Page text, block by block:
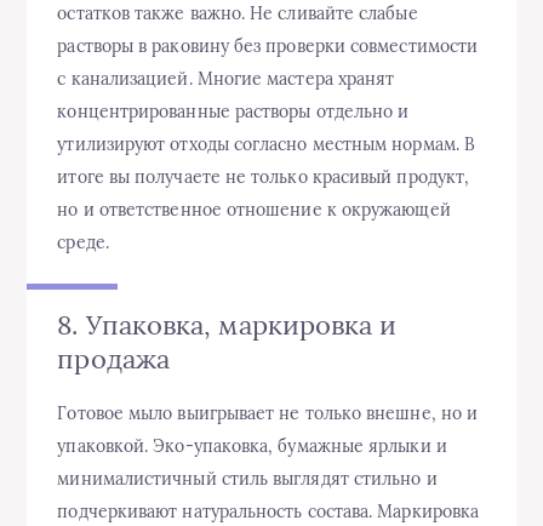
остатков также важно. Не сливайте слабые
растворы в раковину без проверки совместимости
с канализацией. Многие мастера хранят
концентрированные растворы отдельно и
утилизируют отходы согласно местным нормам. В
итоге вы получаете не только красивый продукт,
но и ответственное отношение к окружающей
среде.
8. Упаковка, маркировка и
продажа
Готовое мыло выигрывает не только внешне, но и
упаковкой. Эко-упаковка, бумажные ярлыки и
минималистичный стиль выглядят стильно и
подчеркивают натуральность состава. Маркировка